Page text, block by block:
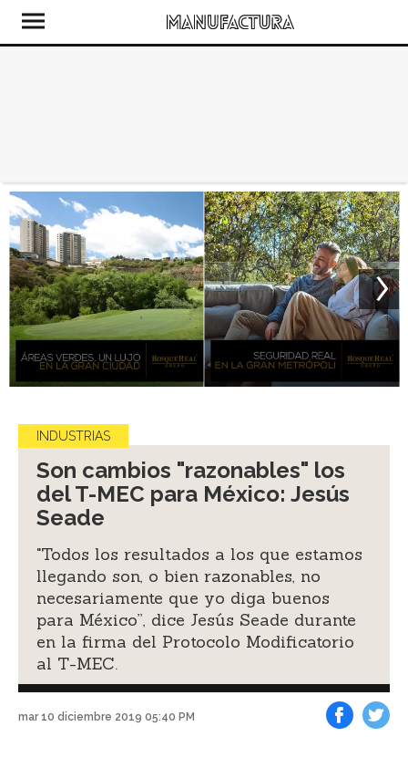
INDUSTRIAS
Son cambios "razonables" los
del T-MEC para México: Jesús
Seade
"Todos los resultados a los que estamos
llegando son, o bien razonables, no
necesariamente que yo diga buenos
para México”, dice Jesús Seade durante
en la firma del Protocolo Modificatorio
al T-MEC.
mar 10 diciembre 2019 05:40 PM